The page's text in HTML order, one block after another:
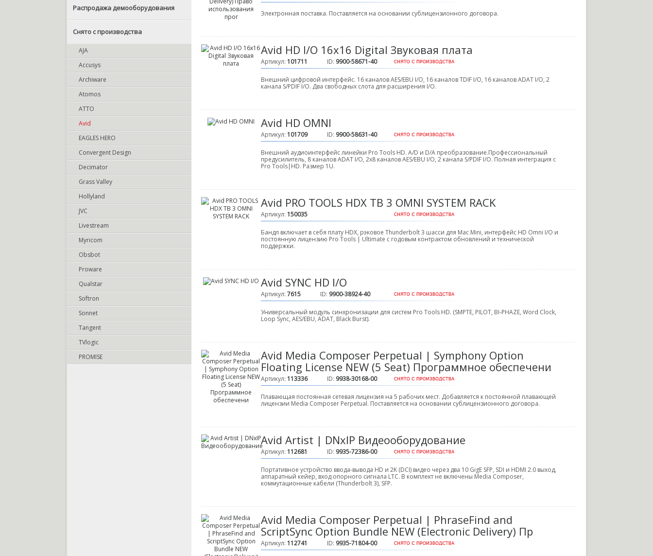
Распродажа демооборудования
Снято с производства
AJA
Accusys
Archiware
Atomos
ATTO
Avid
EAGLES HERO
Convergent Design
Decimator
Grass Valley
Hollyland
JVC
Livestream
Myricom
Obsbot
Proware
Qualstar
Softron
Sonnet
Tangent
TVlogic
PROMISE
Электронная поставка. Поставляется на основании сублицензионного договора.
Avid HD I/O 16x16 Digital Звуковая плата
Артикул: 101711 ID: 9900-58671-40
Внешний цифровой интерфейс. 16 каналов AES/EBU I/O, 16 каналов TDIF I/O, 16 каналов ADAT I/O, 2
канала S/PDIF I/O. Два свободных слота для расширения I/O.
Avid HD OMNI
Артикул: 101709 ID: 9900-58631-40
Внешний аудиоинтерфейс линейки Pro Tools HD. A/D и D/A преобразование.Профессиональный
предусилитель, 8 каналов ADAT I/O, 2x8 каналов AES/EBU I/O, 2 канала S/PDIF I/O. Полная интеграция с
Pro Tools|HD. Размер 1U.
Avid PRO TOOLS HDX TB 3 OMNI SYSTEM RACK
Артикул: 150035
Бандл включает в себя плату HDX, рэковое Thunderbolt 3 шасси для Mac Mini, интерфейс HD Omni I/O и
постоянную лицензию Pro Tools | Ultimate с годовым контрактом обновлений и технической
поддержки.
Avid SYNC HD I/O
Артикул: 7615 ID: 9900-38924-40
Универсальный модуль синхронизации для систем Pro Tools HD. (SMPTE, PILOT, BI-PHAZE, Word Clock,
Loop Sync, AES/EBU, ADAT, Black Burst).
Avid Media Composer Perpetual | Symphony Option
Floating License NEW (5 Seat) Программное обеспечени
Артикул: 113336 ID: 9938-30168-00
Плавающая постоянная сетевая лицензия на 5 рабочих мест. Добавляется к постоянной плавающей
лицензии Media Composer Perpetual. Поставляется на основании сублицензионного договора.
Avid Artist | DNxIP Видеооборудование
Артикул: 112681 ID: 9935-72386-00
Портативное устройство ввода-вывода HD и 2K (DCI) видео через два 10 GigE SFP, SDI и HDMI 2.0 выход,
аппаратный кейер, вход опорного сигнала LTC. В комплект не включены Media Composer,
коммутационные кабели (Thunderbolt 3), SFP.
Avid Media Composer Perpetual | PhraseFind and
ScriptSync Option Bundle NEW (Electronic Delivery) Пр
Артикул: 112741 ID: 9935-71804-00